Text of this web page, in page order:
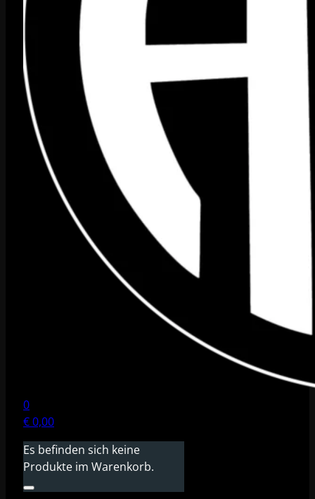
0
€0,00
Es befinden sich keine
Produkte im Warenkorb.